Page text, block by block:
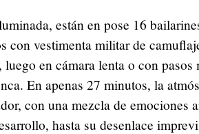
están en pose 16
con vestimenta militar de
en cámara lenta o con pasos
En apenas 27 minutos, la
con una mezcla de emociones
hasta su desenlace